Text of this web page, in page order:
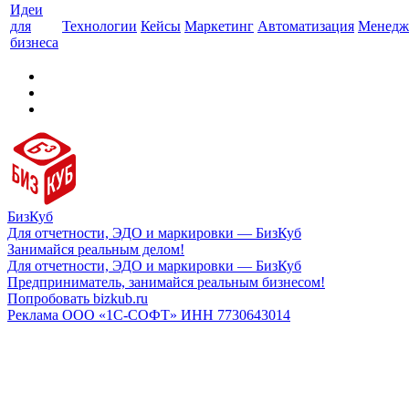
Идеи
для
бизнеса
Технологии Кейсы Маркетинг Автоматизация
БизКуб
Для отчетности, ЭДО и маркировки — БизКуб
Занимайся реальным делом!
Для отчетности, ЭДО и маркировки — БизКуб
Предприниматель, занимайся реальным бизнесом!
Попробовать bizkub.ru
Реклама ООО «1С-СОФТ» ИНН 7730643014